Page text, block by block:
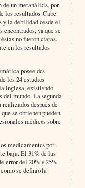
un metanálisis, por
los resultados. Cabe
y la debilidad desde el
encontrados, ya que se
no fueron claras.
en los resultados
posee dos
los 24 estudios
inglesa, existiendo
del mundo. La segunda
después de
se obtienen pueden
médicos sobre
medicamentos por
baja. El 31% de las
error del 20% y 25%
se definió la